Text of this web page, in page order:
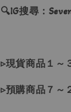
🔍IG搜尋：
▹現貨商品１～
▹預購商品７～